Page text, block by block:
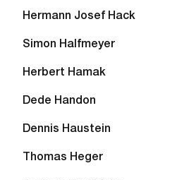
Hermann Josef Hack
Simon Halfmeyer
Herbert Hamak
Dede Handon
Dennis Haustein
Thomas Heger